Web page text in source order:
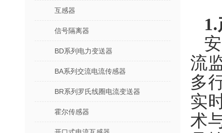
互感器
信号隔离器
BD系列电力变送器
BA系列交流电流传感器
BR系列罗氏线圈电流变送器
霍尔传感器
流
多
实
术